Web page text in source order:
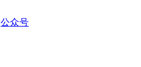
公众号